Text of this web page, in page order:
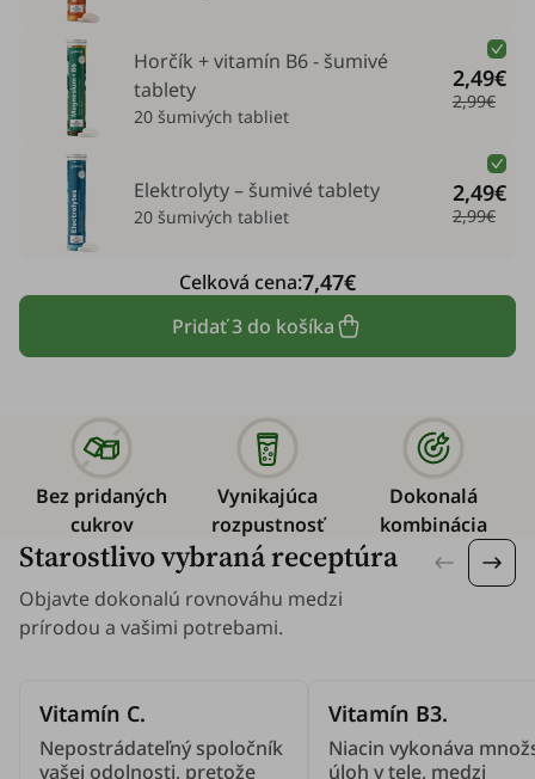
Horčík + vitamín B6 - šumivé
tablety
20 šumivých tabliet
2,49€
2,99€
Elektrolyty – šumivé tablety
20 šumivých tabliet
2,49€
2,99€
Pridať 3 do košíka
Celková cena:7,47€
Bez pridaných
cukrov
Vynikajúca
rozpustnosť
Dokonalá
kombinácia
Starostlivo vybraná receptúra
Objavte dokonalú rovnováhu medzi
prírodou a vašimi potrebami.
Vitamín C.
Nepostrádateľný spoločník
vašej odolnosti, pretože
Vitamín B3.
Niacin vykonáva
úloh v tele, medzi